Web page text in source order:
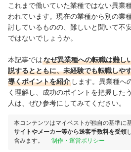
これまで働いていた業種ではない異業
われています。現在の業種から別の業
討しているものの、難しいと聞いて不
ではないでしょうか。
本記事ではなぜ異業種への転職は難し
説するとともに、未経験でも転職しや
導くポイントを紹介 します。異業種へ
く理解し、成功のポイントを把握した
人は、ぜひ参考にしてみてください。
本コンテンツはマイベストが独自の基準に
サイトやメーカー等から送客手数料を受領
含みます。
制作・運営ポリシー